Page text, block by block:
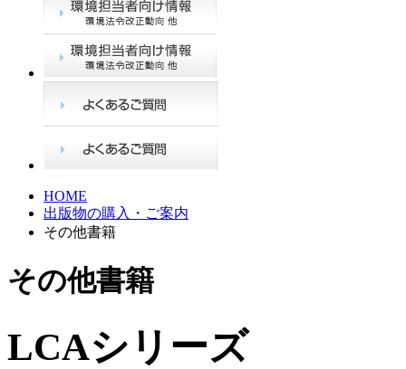
HOME
出版物の購入・ご案内
その他書籍
その他書籍
LCAシリーズ